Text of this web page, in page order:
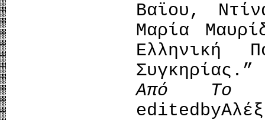
Βαϊου,
Μαρία
Ελληνική
Από Το